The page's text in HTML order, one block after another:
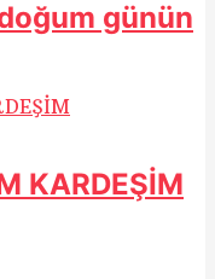
günün
KARDEŞİM